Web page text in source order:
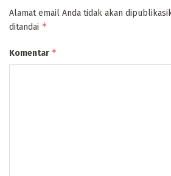
Alamat email Anda tidak akan
ditandai *
Komentar *